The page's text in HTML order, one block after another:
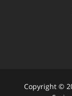
Copyright ©